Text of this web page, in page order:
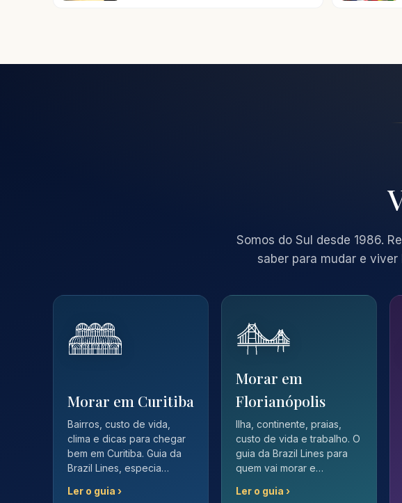
Somos do Sul desde 1986.
saber para mudar e
Morar em Curitiba
Bairros, custo de vida,
clima e dicas para chegar
bem em Curitiba. Guia da
Brazil Lines, especia…
Ler o guia ›
Morar em
Florianópolis
Ilha, continente, praias,
custo de vida e trabalho. O
guia da Brazil Lines para
quem vai morar e…
Ler o guia ›